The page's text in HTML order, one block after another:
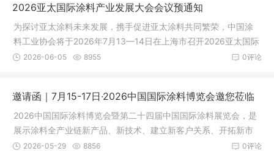
2026亚太国际涂料产业发展大会会议预通知
为探讨亚太涂料未来发展，携手促进亚太涂料共同繁荣，中国涂
料工业协会将于2026年7月13—14日在上海市召开2026亚太国际
涂料产业发展大会。
0评论
2026-06-05 8955
邀请函｜7月15-17日·2026中国国际涂料博览会邀您莅临
2026中国国际涂料博览会暨第二十四届中国国际涂料展览会，是
展示涂料全产业链新产品、新技术、建立新客户关系、开拓新市
场的最佳平台，同时也是展示整个供应链体系的最佳平台。
0评论
2026-05-29 8856